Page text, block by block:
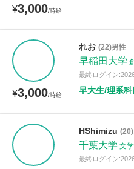
¥3,000/時給
¥3,000/時給
れお (22)男性
早稲田大学
最終ログイン
早大生/理系
HShimizu
千葉大学 文
最終ログイン